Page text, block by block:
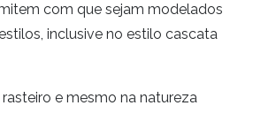
com que sejam modelados
inclusive no estilo cascata
e mesmo na natureza